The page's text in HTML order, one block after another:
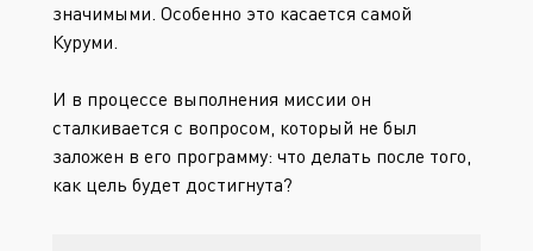
значимыми. Особенно это касается самой
Куруми.
И в процессе выполнения миссии он
сталкивается с вопросом, который не был
заложен в его программу: что делать после того,
как цель будет достигнута?